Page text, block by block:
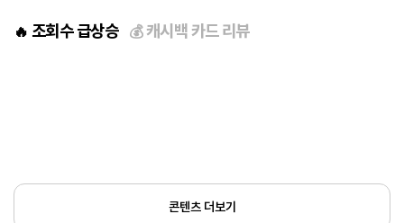
🔥 조회수 급상승 💰캐시백 카드 리뷰
콘텐츠 더보기